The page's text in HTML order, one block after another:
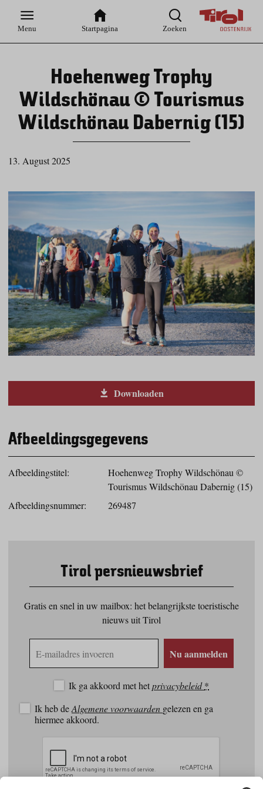
Hauptnavigation
Inhaltsbereich
Menu Startpagina Zoeken
Hoehenweg Trophy
Wildschönau © Tourismus
Wildschönau Dabernig (15)
13. August 2025
Downloaden
Afbeeldingsgegevens
Afbeeldingstitel:
Hoehenweg Trophy Wildschönau ©
Tourismus Wildschönau Dabernig (15)
Afbeeldingsnummer:
269487
Tirol persnieuwsbrief
Gratis en snel in uw mailbox: het belangrijkste toeristische
nieuws uit Tirol
mailadres
Nu aanmelden
Ik ga akkoord met hetprivacybeleid*
Ik heb deAlgemene voorwaarden gelezen en ga
hiermee akkoord.